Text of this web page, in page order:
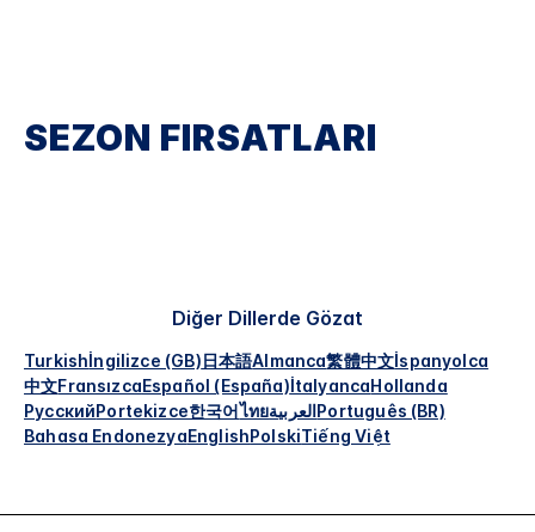
SEZON FIRSATLARI
Diğer Dillerde Gözat
Turkishİngilizce (GB)日本語Almanca繁體中文İspanyolca
中文FransızcaEspañol (España)İtalyancaHollanda
РусскийPortekizce한국어ไทยالعربيةPortuguês (BR)
Bahasa EndonezyaEnglishPolskiTiếng Việt